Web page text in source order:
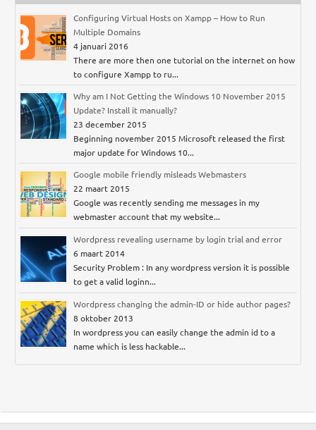
Configuring Virtual Hosts on Xampp – How to Run
Multiple Domains
4 januari 2016
There are more then one tutorial on the internet on how
to configure Xampp to ru...
Why am I Not Getting the Windows 10 November 2015
Update? Install it manually?
23 december 2015
Beginning november 2015 Microsoft released the first
major update for Windows 10...
Google mobile friendly misleads Webmasters
22 maart 2015
Google was recently sending me messages in my
webmaster account that my website...
Wordpress revealing username by login trial and error
6 maart 2014
Security Problem : In any wordpress version it is possible
to get a valid loginn...
Wordpress changing the admin-ID or hide author pages?
8 oktober 2013
In wordpress you can easily change the admin id to a
name which is less hackable...